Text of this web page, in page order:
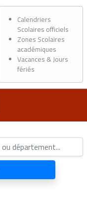
Calendriers
Scolaires officiels
Zones Scolaires
académiques
Vacances & Jours
fériés